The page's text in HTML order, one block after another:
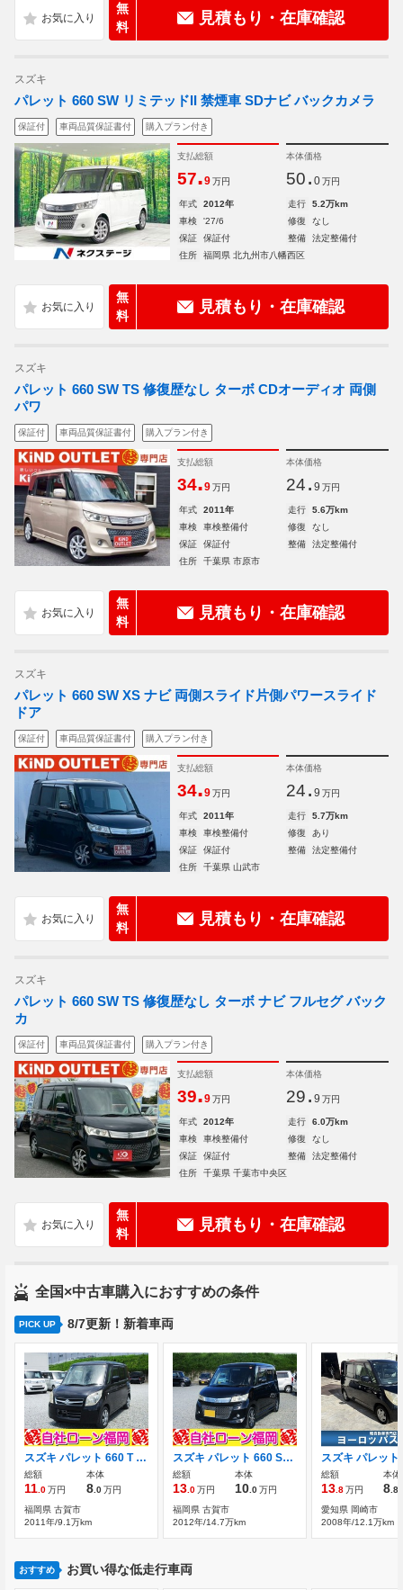
無
料
見積もり・在庫確認
スズキ
パレット 660 SW リミテッドII 禁煙車 SDナビ バックカメラ
保証付 車両品質保証書付 購入プラン付き
支払総額
57.9 万円
本体価格
50. 0 万円
年式 2012年 走行
5.2万km
車検
'27/6 修復
なし
保証
保証付 整備
法定整備付
住所
福岡県 北九州市八幡西区
無
料
見積もり・在庫確認
スズキ
パレット 660 SW TS 修復歴なし ターボ CDオーディオ 両側
パワ
保証付 車両品質保証書付 購入プラン付き
支払総額
34.9 万円
本体価格
24. 9 万円
年式 2011年 走行
5.6万km
車検
車検整備付 修復
なし
保証
保証付 整備
法定整備付
住所
千葉県 市原市
無
料
見積もり・在庫確認
スズキ
パレット 660 SW XS ナビ 両側スライド片側パワースライド
ドア
保証付 車両品質保証書付 購入プラン付き
支払総額
34.9 万円
本体価格
24. 9 万円
年式 2011年 走行
5.7万km
車検
車検整備付 修復
あり
保証
保証付 整備
法定整備付
住所
千葉県 山武市
無
料
見積もり・在庫確認
スズキ
パレット 660 SW TS 修復歴なし ターボ ナビ フルセグ バック
カ
保証付 車両品質保証書付 購入プラン付き
支払総額
39.9 万円
本体価格
29. 9 万円
年式 2012年 走行
6.0万km
車検
車検整備付 修復
なし
保証
保証付 整備
法定整備付
住所
千葉県 千葉市中央区
無
料
見積もり・在庫確認
全国×中古車購入におすすめの条件
PICK UP 8/7更新！新着車両
スズキ パレット 660 T ターボ HDDナビ DVD再生 電動スライドドア
総額
11 .0万円
本体
8 .0万円
福岡県 古賀市
2011年/9.1万km
スズキ パレット 660 SW XS HDDナビ BluetoothフルセグTV電動スライド
総額
13 .0万円
本体
10 .0万円
福岡県 古賀市
2012年/14.7万km
総額
13 .8万円
本体
8 .8
愛知県 岡崎市
2008年/12.1万km
おすすめ お買い得な低走行車両